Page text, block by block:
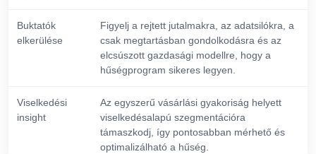
Buktatók
elkerülése
Figyelj a rejtett jutalmakra, az adatsilókra, a
csak megtartásban gondolkodásra és az
elcsúszott gazdasági modellre, hogy a
hűségprogram sikeres legyen.
Viselkedési
insight
Az egyszerű vásárlási gyakoriság helyett
viselkedésalapú szegmentációra
támaszkodj, így pontosabban mérhető és
optimalizálható a hűség.